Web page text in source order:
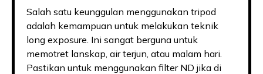
Salah satu keunggulan menggunakan tripod
adalah kemampuan untuk melakukan teknik
long exposure. Ini sangat berguna untuk
memotret lanskap, air terjun, atau malam hari.
Pastikan untuk menggunakan filter ND jika di